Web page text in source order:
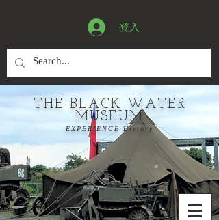
登入
THE BLACK WATER
MUSEUM
EXPERIENCE History